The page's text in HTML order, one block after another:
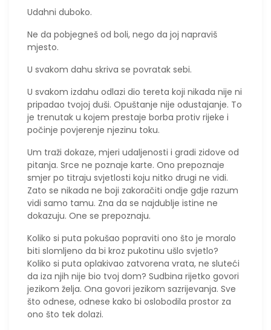
Udahni duboko.
Ne da pobjegneš od boli, nego da joj napraviš
mjesto.
U svakom dahu skriva se povratak sebi.
U svakom izdahu odlazi dio tereta koji nikada nije ni
pripadao tvojoj duši. Opuštanje nije odustajanje. To
je trenutak u kojem prestaje borba protiv rijeke i
počinje povjerenje njezinu toku.
Um traži dokaze, mjeri udaljenosti i gradi zidove od
pitanja. Srce ne poznaje karte. Ono prepoznaje
smjer po titraju svjetlosti koju nitko drugi ne vidi.
Zato se nikada ne boji zakoračiti ondje gdje razum
vidi samo tamu. Zna da se najdublje istine ne
dokazuju. One se prepoznaju.
Koliko si puta pokušao popraviti ono što je moralo
biti slomljeno da bi kroz pukotinu ušlo svjetlo?
Koliko si puta oplakivao zatvorena vrata, ne sluteći
da iza njih nije bio tvoj dom? Sudbina rijetko govori
jezikom želja. Ona govori jezikom sazrijevanja. Sve
što odnese, odnese kako bi oslobodila prostor za
ono što tek dolazi.